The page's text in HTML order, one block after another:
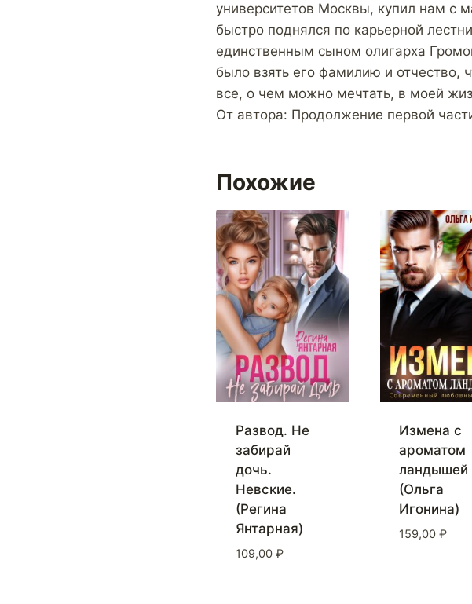
университетов Москвы, купил нам с
быстро поднялся по карьерной
единственным сыном олигарха
было взять его фамилию и отчество,
все, о чем можно мечтать, в моей
От автора: Продолжение первой
Похожие
Развод. Не
забирай
дочь.
Невские.
(Регина
Янтарная)
109,00 ₽
Измена с
ароматом
ландышей
(Ольга
Игонина)
159,00 ₽